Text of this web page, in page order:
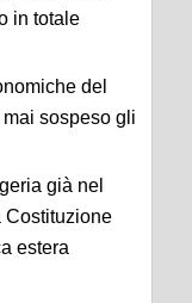
in totale
del
sospeso gli
già nel
Costituzione
estera